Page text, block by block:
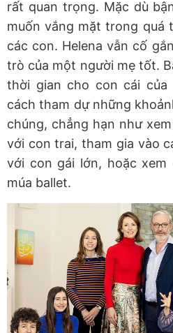
rất quan trọng. Mặc dù
muốn vắng mặt trong quá
các con. Helena vẫn cố
trò của một người mẹ tốt.
thời gian cho con cái của
cách tham dự những
chúng, chẳng hạn như
với con trai, tham gia vào
với con gái lớn, hoặc xem
múa ballet.